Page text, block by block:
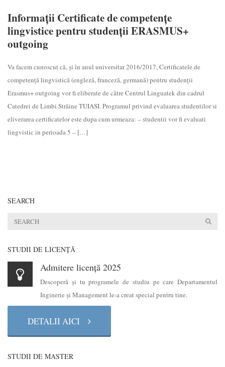
Informații Certificate de competențe
lingvistice pentru studenții ERASMUS+
outgoing
Va facem cunoscut că, și în anul universitar 2016/2017, Certificatele de
competență lingvistică (engleză, franceză, germană) pentru studenții
Erasmus+ outgoing vor fi eliberate de către Centrul Linguatek din cadrul
Catedrei de Limbi Străine TUIASI. Programul privind evaluarea studentilor si
eliverarea certificatelor este dupa cum urmeaza: – studentii vor fi evaluati
lingvistic in perioada 5 – […]
SEARCH
STUDII DE LICENŢĂ
Admitere licență 2025
Descoperă şi tu programele de studiu pe care Departamentul
Inginerie şi Management le-a creat special pentru tine.
DETALII AICI
STUDII DE MASTER